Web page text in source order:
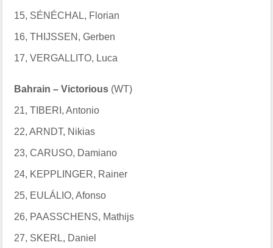
15, SÉNÉCHAL, Florian
16, THIJSSEN, Gerben
17, VERGALLITO, Luca
Bahrain – Victorious (WT)
21, TIBERI, Antonio
22, ARNDT, Nikias
23, CARUSO, Damiano
24, KEPPLINGER, Rainer
25, EULÁLIO, Afonso
26, PAASSCHENS, Mathijs
27, SKERL, Daniel